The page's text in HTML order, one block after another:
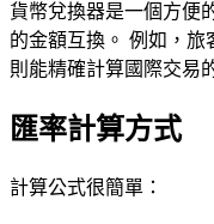
貨幣兌換器是一個方便
的金額互換。 例如，旅
則能精確計算國際交易
匯率計算方式
計算公式很簡單：